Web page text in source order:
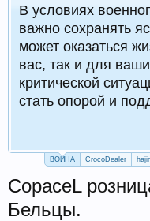
В условиях
важно сохранять
может оказаться
вас, так и для
критической
стать опорой и
ВОЙНА CrocoDealer
CopaceL
Бельцы.